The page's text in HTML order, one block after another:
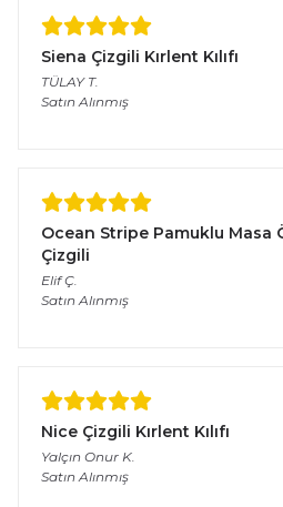
Siena Çizgili Kırlent Kılıfı
TÜLAY T.
Satın Alınmış
Ocean Stripe Pamuklu Masa
Çizgili
Elif Ç.
Satın Alınmış
Nice Çizgili Kırlent Kılıfı
Yalçın Onur K.
Satın Alınmış